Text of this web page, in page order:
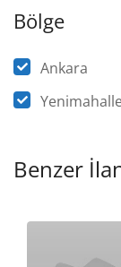
Bölge
Ankara
Benzer